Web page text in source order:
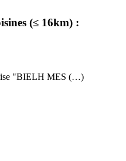
(≤ 16km) :
"BIELH MES (…)